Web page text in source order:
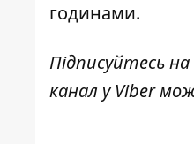
годинами.
Підписуйтесь
канал у Viber